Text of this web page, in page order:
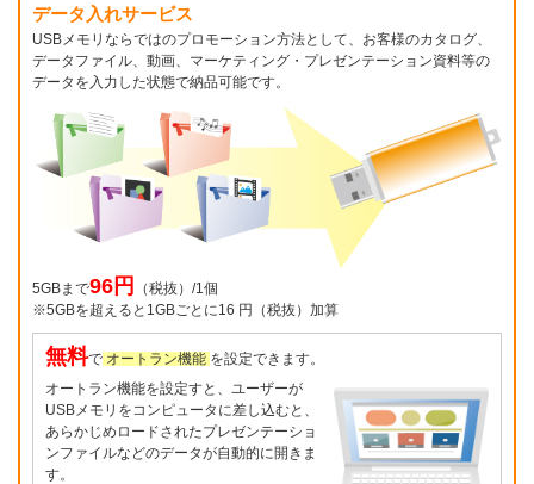
データ入れサービス
USBメモリならではのプロモーション方法として、お客様のカタログ、
データファイル、動画、マーケティング・プレゼンテーション資料等の
データを入力した状態で納品可能です。
5GBまで96円
（税抜）/1個
※5GBを超えると1GBごとに16 円（税抜）加算
無料で オートラン機能 を設定できます。
オートラン機能を設定すと、ユーザーが
USBメモリをコンピュータに差し込むと、
あらかじめロードされたプレゼンテーショ
ンファイルなどのデータが自動的に開きま
す。